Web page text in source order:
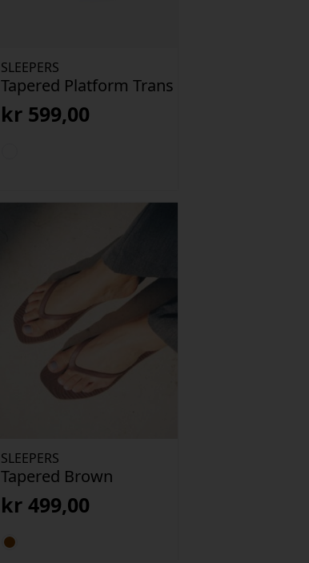
SLEEPERS
Tapered Platform Trans
kr 599,00
SLEEPERS
Tapered Brown
kr 499,00